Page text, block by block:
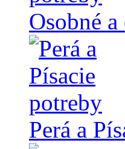
Osobné
Perá a